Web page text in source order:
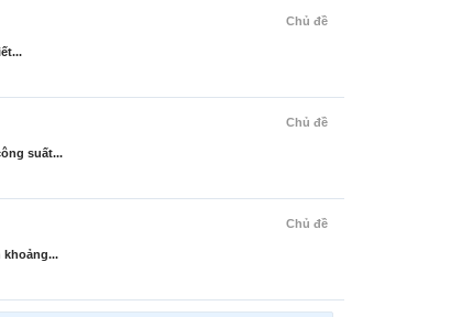
Chủ đề
Chủ đề
suất...
Chủ đề
khoảng...